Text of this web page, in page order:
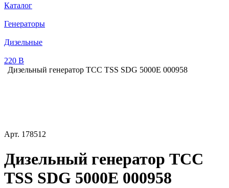
Каталог
Генераторы
Дизельные
220 В
Дизельный генератор ТСС TSS SDG 5000E 000958
Арт. 178512
Дизельный генератор ТСС
TSS SDG 5000E 000958